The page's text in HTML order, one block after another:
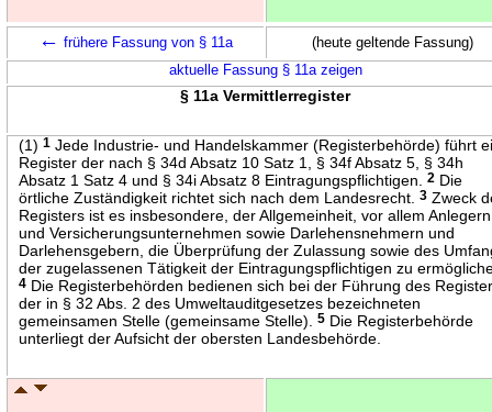
← frühere Fassung von § 11a
(heute geltende Fassung)
aktuelle Fassung § 11a zeigen
§ 11a Vermittlerregister
(1)1 Jede Industrie- und Handelskammer (Registerbehörde) führt
Register der nach § 34d Absatz 10 Satz 1, § 34f Absatz 5, § 34h
Absatz 1 Satz 4 und § 34i Absatz 8 Eintragungspflichtigen.2 Die
örtliche Zuständigkeit richtet sich nach dem Landesrecht.3 Zweck
Registers ist es insbesondere, der Allgemeinheit, vor allem Anlegern
und Versicherungsunternehmen sowie Darlehensnehmern und
Darlehensgebern, die Überprüfung der Zulassung sowie des
der zugelassenen Tätigkeit der Eintragungspflichtigen zu
4 Die Registerbehörden bedienen sich bei der Führung des
der in § 32 Abs. 2 des Umweltauditgesetzes bezeichneten
gemeinsamen Stelle (gemeinsame Stelle).5 Die Registerbehörde
unterliegt der Aufsicht der obersten Landesbehörde.